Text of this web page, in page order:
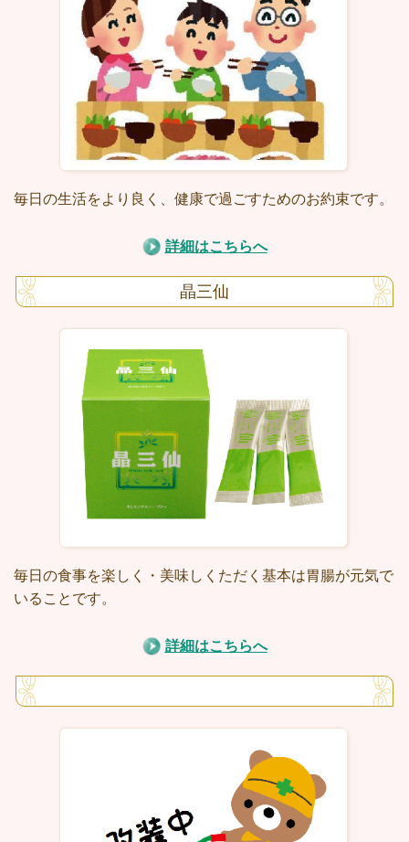
毎日の生活をより良く、健康で過ごすためのお約束です。
詳細はこちらへ
晶三仙
毎日の食事を楽しく・美味しくただく基本は胃腸が元気で
いることです。
詳細はこちらへ